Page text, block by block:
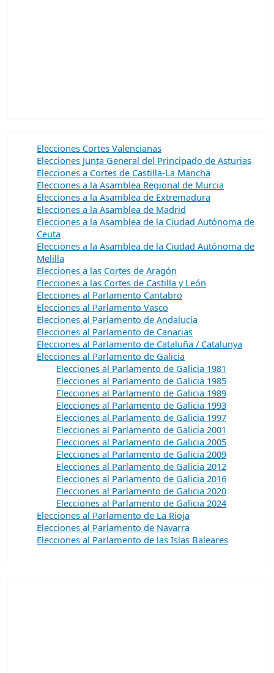
Elecciones Cortes Valencianas
Elecciones Junta General del Principado de Asturias
Elecciones a Cortes de Castilla-La Mancha
Elecciones a la Asamblea Regional de Murcia
Elecciones a la Asamblea de Extremadura
Elecciones a la Asamblea de Madrid
Elecciones a la Asamblea de la Ciudad Autónoma de
Ceuta
Elecciones a la Asamblea de la Ciudad Autónoma de
Melilla
Elecciones a las Cortes de Aragón
Elecciones a las Cortes de Castilla y León
Elecciones al Parlamento Cantabro
Elecciones al Parlamento Vasco
Elecciones al Parlamento de Andalucía
Elecciones al Parlamento de Canarias
Elecciones al Parlamento de Cataluña / Catalunya
Elecciones al Parlamento de Galicia
Elecciones al Parlamento de Galicia 1981
Elecciones al Parlamento de Galicia 1985
Elecciones al Parlamento de Galicia 1989
Elecciones al Parlamento de Galicia 1993
Elecciones al Parlamento de Galicia 1997
Elecciones al Parlamento de Galicia 2001
Elecciones al Parlamento de Galicia 2005
Elecciones al Parlamento de Galicia 2009
Elecciones al Parlamento de Galicia 2012
Elecciones al Parlamento de Galicia 2016
Elecciones al Parlamento de Galicia 2020
Elecciones al Parlamento de Galicia 2024
Elecciones al Parlamento de La Rioja
Elecciones al Parlamento de Navarra
Elecciones al Parlamento de las Islas Baleares